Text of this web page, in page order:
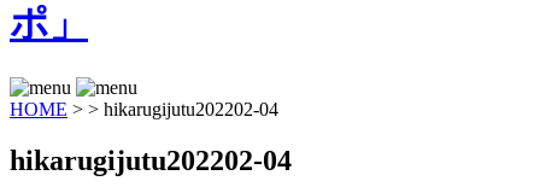
HOME > > hikarugijutu202202-04
hikarugijutu202202-04